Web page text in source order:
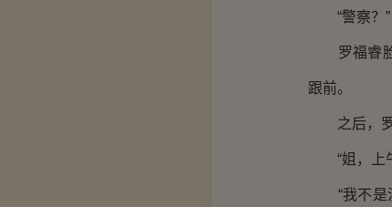
“警察？”
罗福睿脸
跟前。
之后，罗
“姐，上午
“我不是没